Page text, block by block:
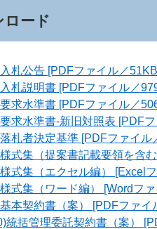
ロード
札公告 [PDFファイル／
札説明書 [PDFファイル／
求水準書 [PDFファイル／
求水準書-新旧対照表 [PDF
札者決定基準 [PDFファイル
式集（提案書記載要領を含
式集（エクセル編） [Excel
式集（ワード編） [Wordフ
本契約書（案） [PDFファイ
統括管理委託契約書（案）